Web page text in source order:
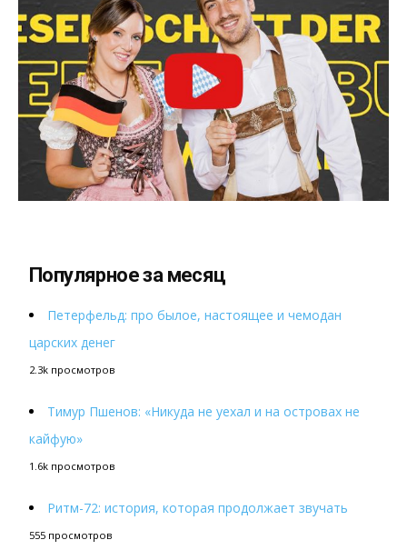
Популярное за месяц
Петерфельд: про былое, настоящее и чемодан
царских денег
2.3k просмотров
Тимур Пшенов: «Никуда не уехал и на островах не
кайфую»
1.6k просмотров
Ритм-72: история, которая продолжает звучать
555 просмотров